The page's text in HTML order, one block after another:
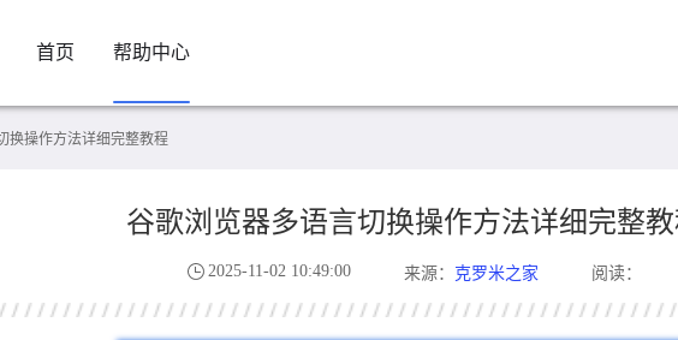
首页 帮助中心
换操作方法详细完整教程
谷歌浏览器多语言切换操作方法详细完整
2025-11-02 10:49:00 来源： 克罗米之家 阅读：